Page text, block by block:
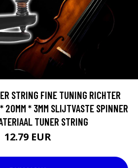
STRING FINE TUNING RICHTER
20MM * 3MM SLIJTVASTE SPINNER
TUNER STRING
12.79 EUR